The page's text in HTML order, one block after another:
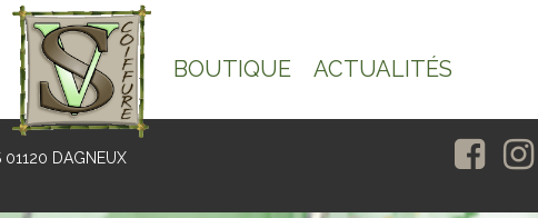
BOUTIQUE ACTUALITÉS
01120 DAGNEUX